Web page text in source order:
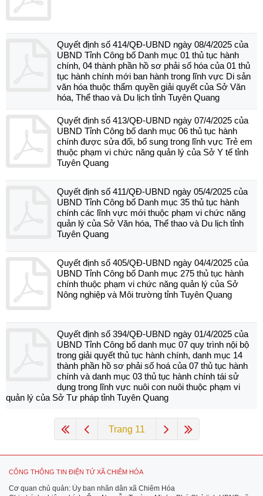
Quyết định số 414/QĐ-UBND ngày 08/4/2025 của
UBND Tỉnh Công bố Danh mục 01 thủ tục hành
chính, 04 thành phần hồ sơ phải số hóa của 01 thủ
tục hành chính mới ban hành trong lĩnh vực Di sản
văn hóa thuộc thẩm quyền giải quyết của Sở Văn
hóa, Thể thao và Du lịch tỉnh Tuyên Quang
Quyết định số 413/QĐ-UBND ngày 07/4/2025 của
UBND Tỉnh Công bố danh mục 06 thủ tục hành
chính được sửa đổi, bổ sung trong lĩnh vực Trẻ em
thuộc phạm vi chức năng quản lý của Sở Y tế tỉnh
Tuyên Quang
Quyết định số 411/QĐ-UBND ngày 05/4/2025 của
UBND Tỉnh Công bố Danh mục 35 thủ tục hành
chính các lĩnh vực mới thuộc phạm vi chức năng
quản lý của Sở Văn hóa, Thể thao và Du lịch tỉnh
Tuyên Quang
Quyết định số 405/QĐ-UBND ngày 04/4/2025 của
UBND Tỉnh Công bố Danh mục 275 thủ tục hành
chính thuộc phạm vi chức năng quản lý của Sở
Nông nghiệp và Môi trường tỉnh Tuyên Quang
Quyết định số 394/QĐ-UBND ngày 01/4/2025 của
UBND Tỉnh Công bố danh mục 07 quy trình nội bộ
trong giải quyết thủ tục hành chính, danh mục 14
thành phần hồ sơ phải số hoá của 07 thủ tục hành
chính và danh mục 03 thủ tục hành chính tái sử
dụng trong lĩnh vực nuôi con nuôi thuộc phạm vi
quản lý của Sở Tư pháp tỉnh Tuyên Quang
Trang 11
CỔNG THÔNG TIN ĐIỆN TỬ XÃ CHIÊM HÓA
Cơ quan chủ quản: Ủy ban nhân dân xã Chiêm Hóa